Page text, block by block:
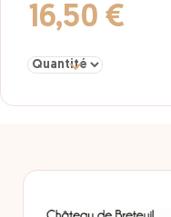
16,50 €
Sélectionner la quantité